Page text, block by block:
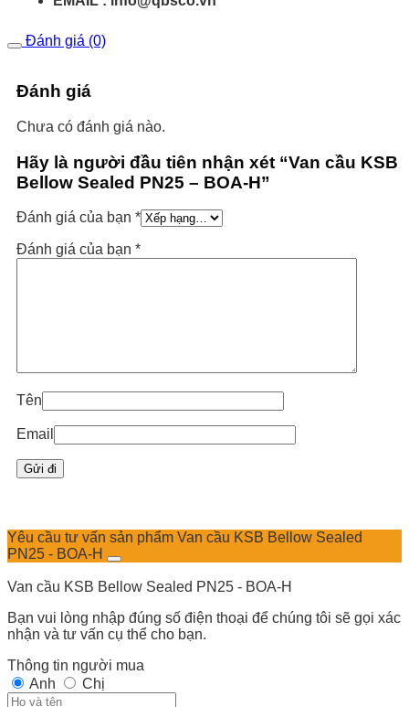
Đánh giá (0)
Đánh giá
Chưa có đánh giá nào.
Hãy là người đầu tiên nhận xét “Van cầu KSB
Bellow Sealed PN25 – BOA-H”
Đánh giá của bạn *
Đánh giá của bạn *
Tên
Email
Yêu cầu tư vấn sản phẩm Van cầu KSB Bellow Sealed
PN25 - BOA-H
Van cầu KSB Bellow Sealed PN25 - BOA-H
Bạn vui lòng nhập đúng số điện thoại để chúng tôi sẽ gọi xác
nhận và tư vấn cụ thể cho bạn.
Thông tin người mua
Anh
Chị